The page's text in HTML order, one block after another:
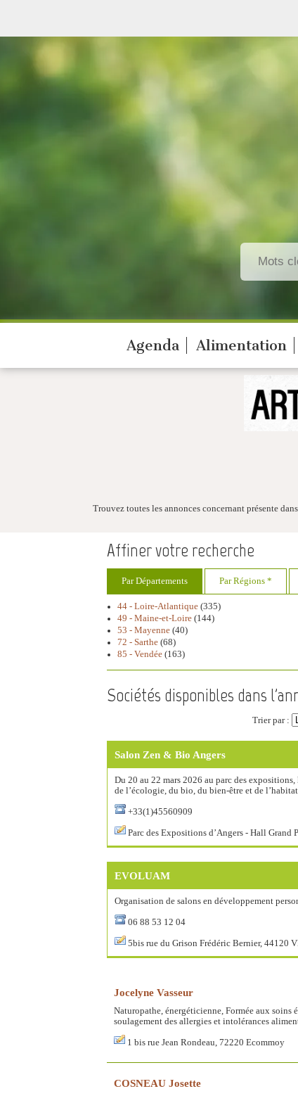
Agenda Alimentation
Trouvez toutes les annonces concernant présente
Affiner votre recherche
Par Départements Par Régions *
44 - Loire-Atlantique (335)
49 - Maine-et-Loire (144)
53 - Mayenne (40)
72 - Sarthe (68)
85 - Vendée (163)
Sociétés disponibles dans
Trier par :
Salon Zen & Bio Angers
Du 20 au 22 mars 2026 au parc des
de l’écologie, du bio, du bien-être et de
+33(1)45560909
Parc des Expositions d’Angers - Hall Grand
EVOLUAM
Organisation de salons en développement
06 88 53 12 04
5bis rue du Grison Frédéric Bernier, 44120
Jocelyne Vasseur
Naturopathe, énergéticienne, Formée aux soins
soulagement des allergies et intolérances
1 bis rue Jean Rondeau, 72220 Ecommoy
COSNEAU Josette